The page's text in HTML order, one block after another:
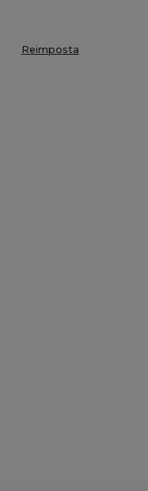
Reimposta